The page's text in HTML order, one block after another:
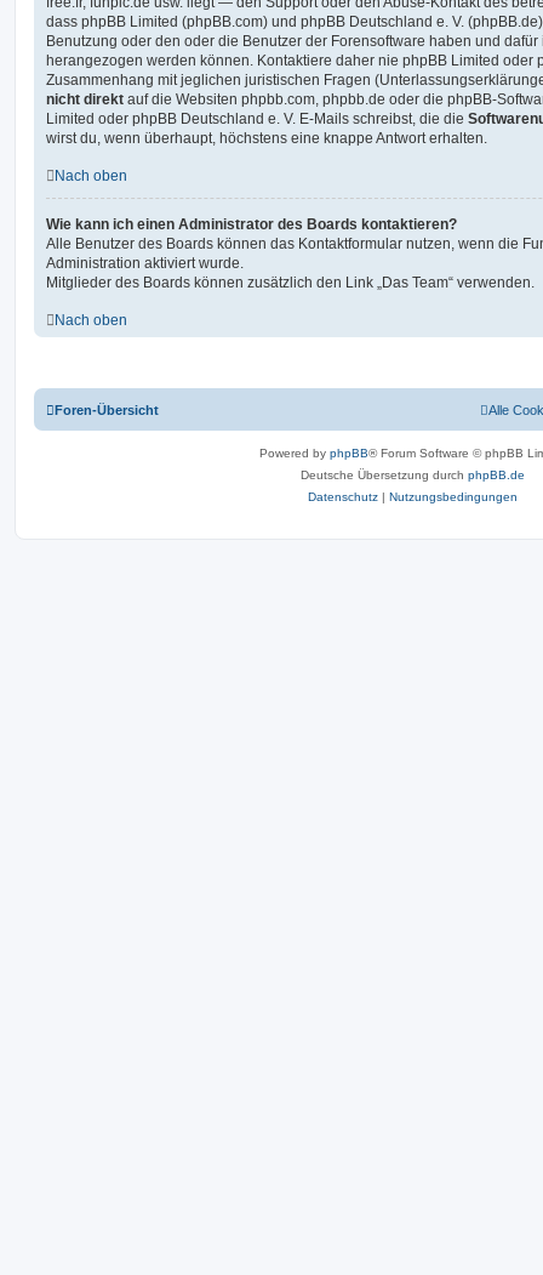
dass phpBB Limited (phpBB.com) und phpBB Deutschland e. V.
Benutzung oder den oder die Benutzer der Forensoftware haben und
herangezogen werden können. Kontaktiere daher nie phpBB Limited oder
Zusammenhang mit jeglichen juristischen Fragen
nicht direkt auf die Websiten phpbb.com, phpbb.de oder die phpBB-
Limited oder phpBB Deutschland e. V. E-Mails schreibst, die die
wirst du, wenn überhaupt, höchstens eine knappe Antwort erhalten.
Nach oben
Wie kann ich einen Administrator des Boards kontaktieren?
Alle Benutzer des Boards können das Kontaktformular nutzen, wenn die
Administration aktiviert wurde.
Mitglieder des Boards können zusätzlich den Link „Das Team“ verwenden.
Nach oben
Foren-Übersicht Alle
Powered by phpBB® Forum Software © phpBB
Deutsche Übersetzung durch phpBB.de
Datenschutz | Nutzungsbedingungen